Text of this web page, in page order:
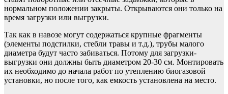
нормальном положении закрыты. Открываются они только на
время загрузки или выгрузки.
Так как в навозе могут содержаться крупные фрагменты
(элементы подстилки, стебли травы и т.д.), трубы малого
диаметра будут часто забиваться. Потому для загрузки-
выгрузки они должны быть диаметром 20-30 см. Монтировать
их необходимо до начала работ по утеплению биогазовой
установки, но после того, как емкость установлена на место.